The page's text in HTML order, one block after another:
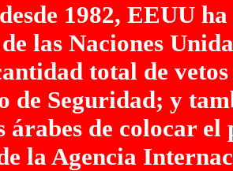
1982, EEUU
las Naciones
total de
de Seguridad; y
árabes de colocar
la Agencia